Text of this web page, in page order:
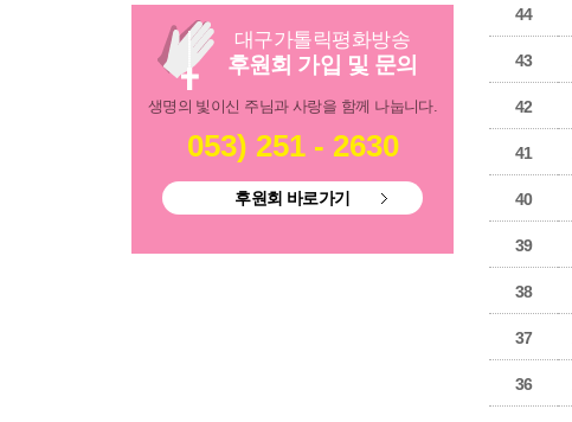
대구가톨릭평화방송
후원회 가입 및 문의
생명의 빛이신 주님과 사랑을 함께 나눕니다.
053) 251 - 2630
후원회 바로가기
44
43
42
41
40
39
38
37
36